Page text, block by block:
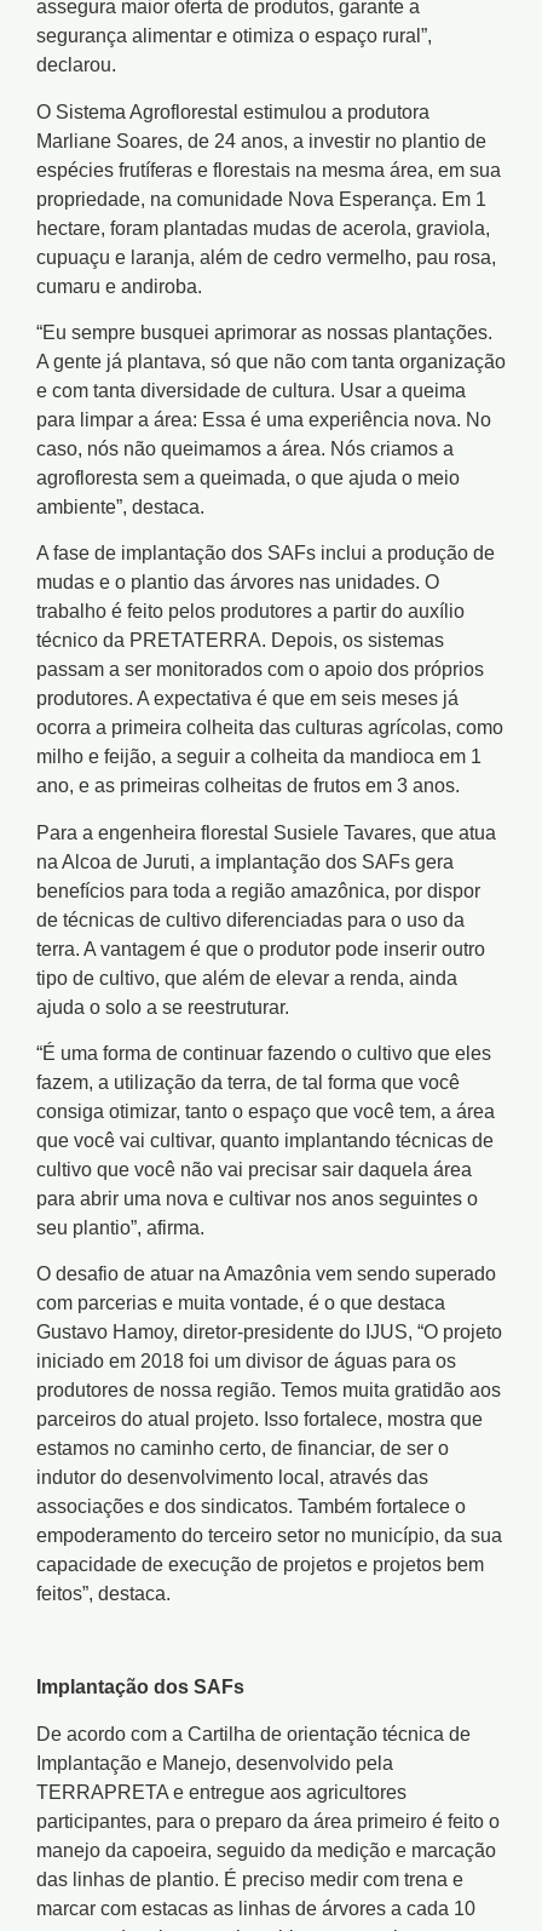
assegura maior oferta de produtos, garante a
segurança alimentar e otimiza o espaço rural”,
declarou.
O Sistema Agroflorestal estimulou a produtora
Marliane Soares, de 24 anos, a investir no plantio de
espécies frutíferas e florestais na mesma área, em sua
propriedade, na comunidade Nova Esperança. Em 1
hectare, foram plantadas mudas de acerola, graviola,
cupuaçu e laranja, além de cedro vermelho, pau rosa,
cumaru e andiroba.
“Eu sempre busquei aprimorar as nossas plantações.
A gente já plantava, só que não com tanta organização
e com tanta diversidade de cultura. Usar a queima
para limpar a área: Essa é uma experiência nova. No
caso, nós não queimamos a área. Nós criamos a
agrofloresta sem a queimada, o que ajuda o meio
ambiente”, destaca.
A fase de implantação dos SAFs inclui a produção de
mudas e o plantio das árvores nas unidades. O
trabalho é feito pelos produtores a partir do auxílio
técnico da PRETATERRA. Depois, os sistemas
passam a ser monitorados com o apoio dos próprios
produtores. A expectativa é que em seis meses já
ocorra a primeira colheita das culturas agrícolas, como
milho e feijão, a seguir a colheita da mandioca em 1
ano, e as primeiras colheitas de frutos em 3 anos.
Para a engenheira florestal Susiele Tavares, que atua
na Alcoa de Juruti, a implantação dos SAFs gera
benefícios para toda a região amazônica, por dispor
de técnicas de cultivo diferenciadas para o uso da
terra. A vantagem é que o produtor pode inserir outro
tipo de cultivo, que além de elevar a renda, ainda
ajuda o solo a se reestruturar.
“É uma forma de continuar fazendo o cultivo que eles
fazem, a utilização da terra, de tal forma que você
consiga otimizar, tanto o espaço que você tem, a área
que você vai cultivar, quanto implantando técnicas de
cultivo que você não vai precisar sair daquela área
para abrir uma nova e cultivar nos anos seguintes o
seu plantio”, afirma.
O desafio de atuar na Amazônia vem sendo superado
com parcerias e muita vontade, é o que destaca
Gustavo Hamoy, diretor-presidente do IJUS, “O projeto
iniciado em 2018 foi um divisor de águas para os
produtores de nossa região. Temos muita gratidão aos
parceiros do atual projeto. Isso fortalece, mostra que
estamos no caminho certo, de financiar, de ser o
indutor do desenvolvimento local, através das
associações e dos sindicatos. Também fortalece o
empoderamento do terceiro setor no município, da sua
capacidade de execução de projetos e projetos bem
feitos”, destaca.
Implantação dos SAFs
De acordo com a Cartilha de orientação técnica de
Implantação e Manejo, desenvolvido pela
TERRAPRETA e entregue aos agricultores
participantes, para o preparo da área primeiro é feito o
manejo da capoeira, seguido da medição e marcação
das linhas de plantio. É preciso medir com trena e
marcar com estacas as linhas de árvores a cada 10